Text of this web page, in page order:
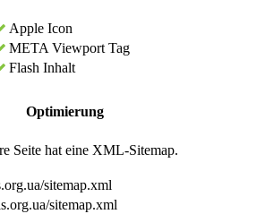
Apple Icon
META Viewport Tag
Flash Inhalt
Optimierung
Seite hat eine XML-Sitemap.
sitemap.xml
sitemap.xml